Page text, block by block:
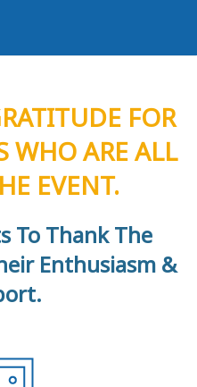
FOR
WHO ARE ALL
EVENT.
To Thank The
Enthusiasm &